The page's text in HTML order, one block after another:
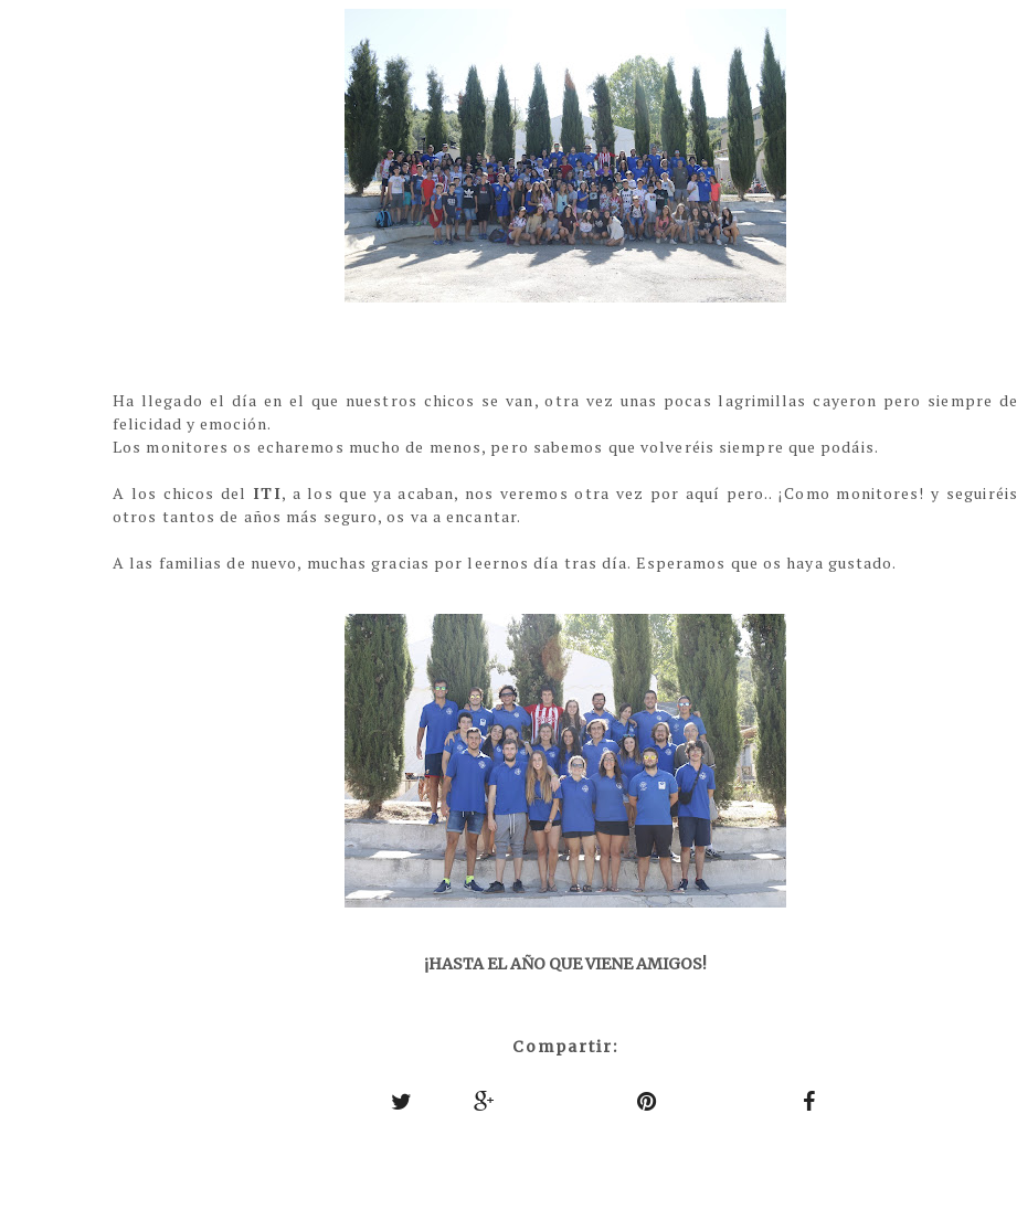
Ha llegado el día en el que nuestros chicos se van, otra vez unas pocas lagrimillas cayeron pero siempre de
felicidad y emoción.
Los monitores os echaremos mucho de menos, pero sabemos que volveréis siempre que podáis.
A los chicos del ITI, a los que ya acaban, nos veremos otra vez por aquí pero.. ¡Como monitores! y seguiréis
otros tantos de años más seguro, os va a encantar.
A las familias de nuevo, muchas gracias por leernos día tras día. Esperamos que os haya gustado.
¡HASTA EL AÑO QUE VIENE AMIGOS!
Compartir: